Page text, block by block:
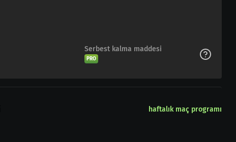
Serbest kalma maddesi
PRO
haftalık maç programı